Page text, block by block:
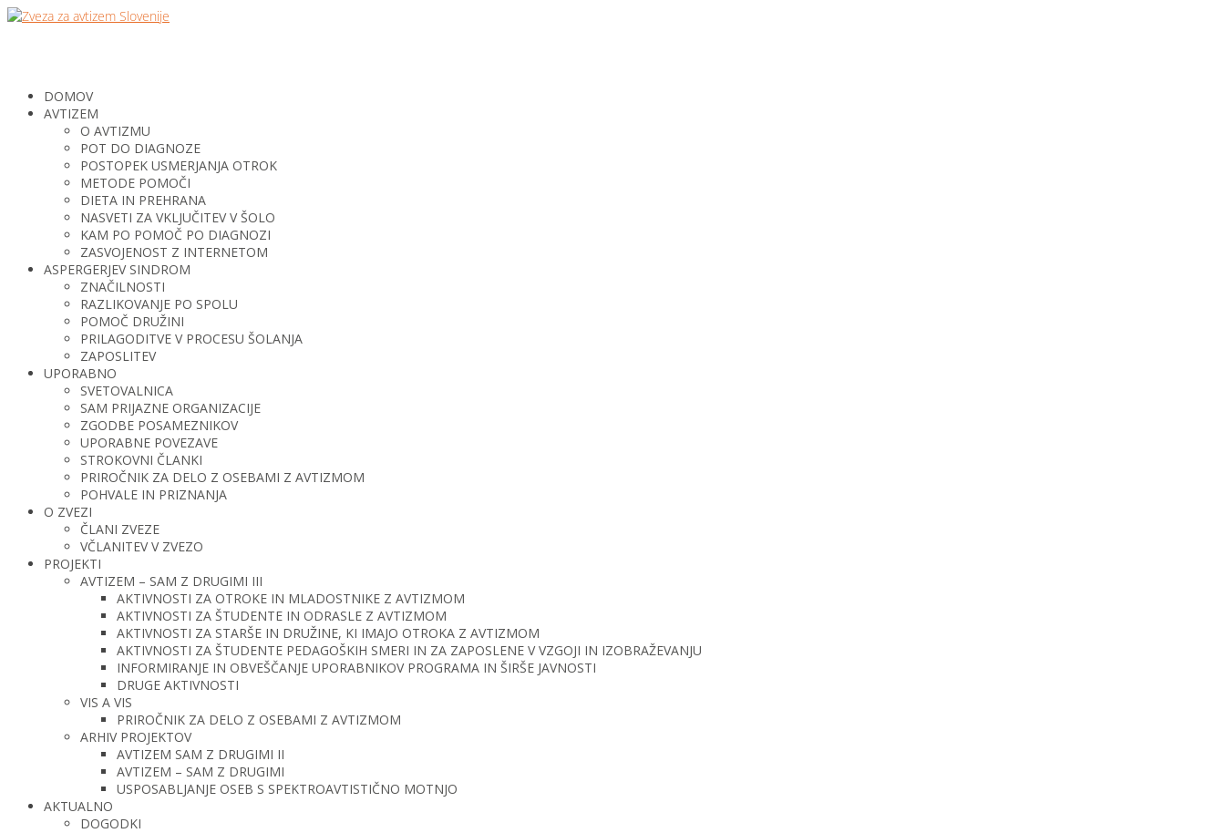
DOMOV
AVTIZEM
O AVTIZMU
POT DO DIAGNOZE
POSTOPEK USMERJANJA OTROK
METODE POMOČI
DIETA IN PREHRANA
NASVETI ZA VKLJUČITEV V ŠOLO
KAM PO POMOČ PO DIAGNOZI
ZASVOJENOST Z INTERNETOM
ASPERGERJEV SINDROM
ZNAČILNOSTI
RAZLIKOVANJE PO SPOLU
POMOČ DRUŽINI
PRILAGODITVE V PROCESU ŠOLANJA
ZAPOSLITEV
UPORABNO
SVETOVALNICA
SAM PRIJAZNE ORGANIZACIJE
ZGODBE POSAMEZNIKOV
UPORABNE POVEZAVE
STROKOVNI ČLANKI
PRIROČNIK ZA DELO Z OSEBAMI Z AVTIZMOM
POHVALE IN PRIZNANJA
O ZVEZI
ČLANI ZVEZE
VČLANITEV V ZVEZO
PROJEKTI
AVTIZEM – SAM Z DRUGIMI III
AKTIVNOSTI ZA OTROKE IN MLADOSTNIKE Z AVTIZMOM
AKTIVNOSTI ZA ŠTUDENTE IN ODRASLE Z AVTIZMOM
AKTIVNOSTI ZA STARŠE IN DRUŽINE, KI IMAJO OTROKA Z AVTIZMOM
AKTIVNOSTI ZA ŠTUDENTE PEDAGOŠKIH SMERI IN ZA ZAPOSLENE V VZGOJI IN IZOBRAŽEVANJU
INFORMIRANJE IN OBVEŠČANJE UPORABNIKOV PROGRAMA IN ŠIRŠE JAVNOSTI
DRUGE AKTIVNOSTI
VIS A VIS
PRIROČNIK ZA DELO Z OSEBAMI Z AVTIZMOM
ARHIV PROJEKTOV
AVTIZEM SAM Z DRUGIMI II
AVTIZEM – SAM Z DRUGIMI
USPOSABLJANJE OSEB S SPEKTROAVTISTIČNO MOTNJO
AKTUALNO
DOGODKI